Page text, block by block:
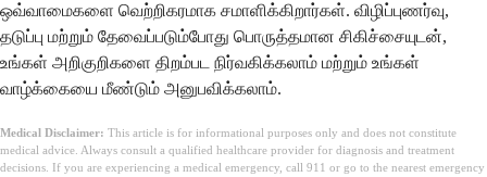
ஒவ்வாமைகளை வெற்றிகரமாக சமாளிக்கிறார்கள். விழிப்புணர்வு,
தடுப்பு மற்றும் தேவைப்படும்போது பொருத்தமான சிகிச்சையுடன்,
உங்கள் அறிகுறிகளை திறம்பட நிர்வகிக்கலாம் மற்றும் உங்கள்
வாழ்க்கையை மீண்டும் அனுபவிக்கலாம்.
Medical Disclaimer: This article is for informational purposes only and does not constitute
medical advice. Always consult a qualified healthcare provider for diagnosis and treatment
decisions. If you are experiencing a medical emergency, call 911 or go to the nearest emergency